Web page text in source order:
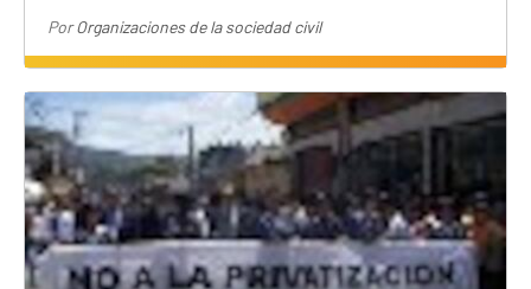
PorOrganizaciones de la sociedad civil